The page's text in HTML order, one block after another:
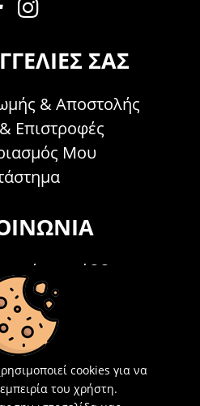
ΣΑΣ
& Αποστολής
Επιστροφές
Μου
- Σάββατο
- 15:00
00104
cookies για να
του χρήστη.